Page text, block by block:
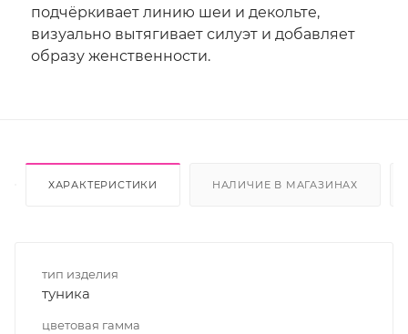
подчёркивает линию шеи и декольте,
визуально вытягивает силуэт и добавляет
образу женственности.
ХАРАКТЕРИСТИКИ НАЛИЧИЕ В МАГАЗИНАХ
тип изделия
туника
цветовая гамма